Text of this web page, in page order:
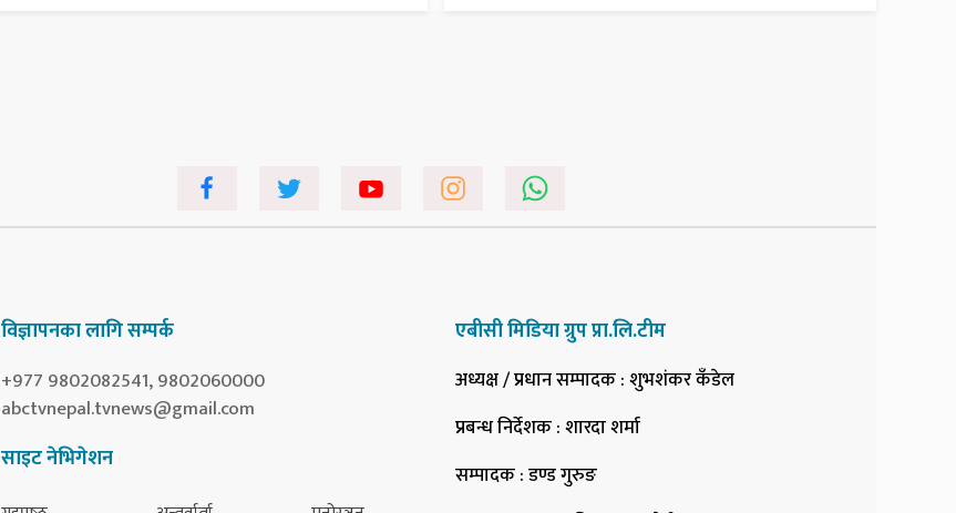
विज्ञापनका लागि सम्पर्क
+977 9802082541, 9802060000
abctvnepal.tvnews@gmail.com
साइट नेभिगेशन
एबीसी मिडिया ग्रुप प्रा.लि.टीम
अध्यक्ष / प्रधान सम्पादक: शुभशंकर कँडेल
प्रबन्ध निर्देशक: शारदा शर्मा
सम्पादक: डण्ड गुरुङ